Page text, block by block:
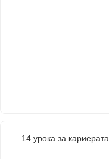
14 урока за кариерата